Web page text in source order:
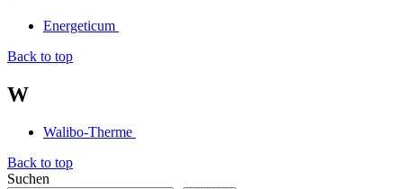
Energeticum
Back to top
W
Walibo-Therme
Back to top
Suchen